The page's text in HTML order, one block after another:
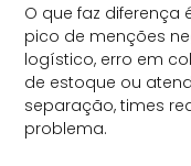
O que faz diferença
pico de menções
logístico, erro em
de estoque ou
separação, times
problema.